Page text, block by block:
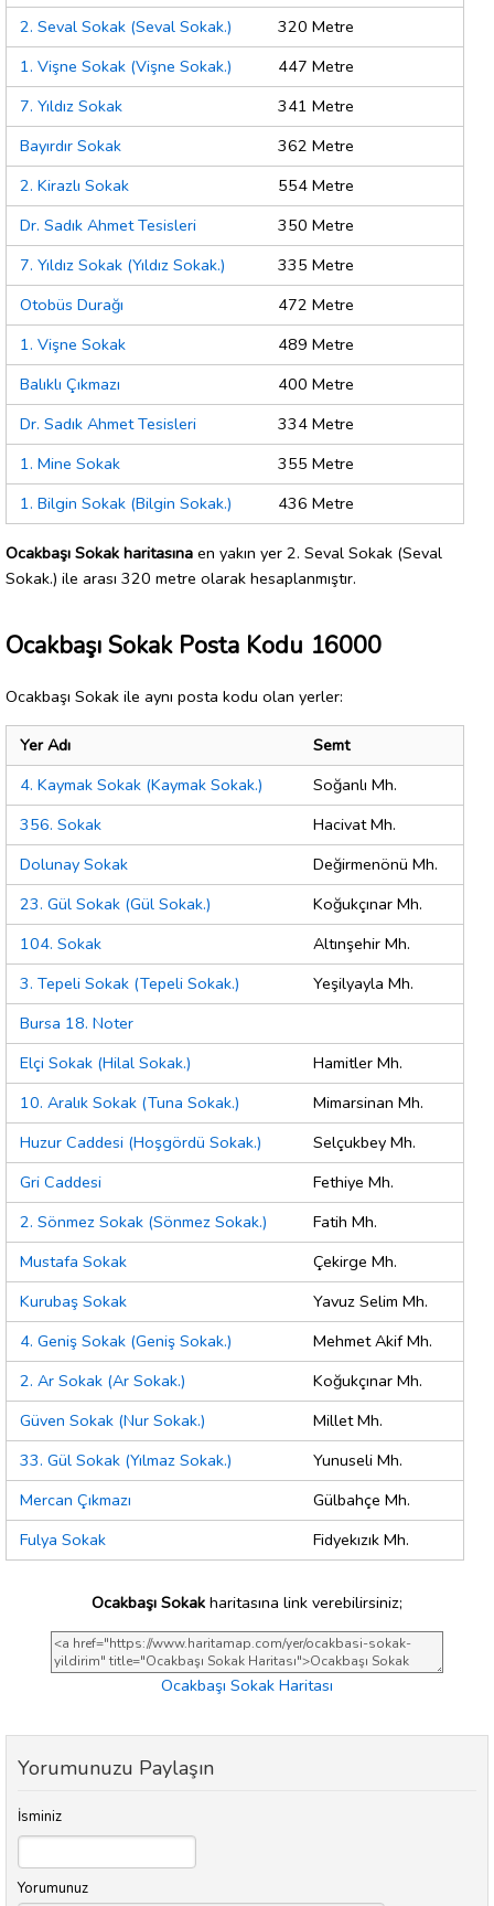
2. Seval Sokak (Seval Sokak.)
320 Metre
1. Vişne Sokak (Vişne Sokak.)
447 Metre
7. Yıldız Sokak
341 Metre
Bayırdır Sokak
362 Metre
2. Kirazlı Sokak
554 Metre
Dr. Sadık Ahmet Tesisleri
350 Metre
7. Yıldız Sokak (Yıldız Sokak.)
335 Metre
Otobüs Durağı
472 Metre
1. Vişne Sokak
489 Metre
Balıklı Çıkmazı
400 Metre
Dr. Sadık Ahmet Tesisleri
334 Metre
1. Mine Sokak
355 Metre
1. Bilgin Sokak (Bilgin Sokak.)
436 Metre
Ocakbaşı Sokak haritasına en yakın yer 2. Seval Sokak (Seval
Sokak.) ile arası 320 metre olarak hesaplanmıştır.
Ocakbaşı Sokak Posta Kodu 16000
Ocakbaşı Sokak ile aynı posta kodu olan yerler:
Yer Adı
Semt
4. Kaymak Sokak (Kaymak Sokak.)
Soğanlı Mh.
356. Sokak
Hacivat Mh.
Dolunay Sokak
Değirmenönü Mh.
23. Gül Sokak (Gül Sokak.)
Koğukçınar Mh.
104. Sokak
Altınşehir Mh.
3. Tepeli Sokak (Tepeli Sokak.)
Yeşilyayla Mh.
Bursa 18. Noter
Elçi Sokak (Hilal Sokak.)
Hamitler Mh.
10. Aralık Sokak (Tuna Sokak.)
Mimarsinan Mh.
Huzur Caddesi (Hoşgördü Sokak.)
Selçukbey Mh.
Gri Caddesi
Fethiye Mh.
2. Sönmez Sokak (Sönmez Sokak.)
Fatih Mh.
Mustafa Sokak
Çekirge Mh.
Kurubaş Sokak
Yavuz Selim Mh.
4. Geniş Sokak (Geniş Sokak.)
Mehmet Akif Mh.
2. Ar Sokak (Ar Sokak.)
Koğukçınar Mh.
Güven Sokak (Nur Sokak.)
Millet Mh.
33. Gül Sokak (Yılmaz Sokak.)
Yunuseli Mh.
Mercan Çıkmazı
Gülbahçe Mh.
Fulya Sokak
Fidyekızık Mh.
Ocakbaşı Sokak haritasına link verebilirsiniz;
Ocakbaşı Sokak Haritası
Yorumunuzu Paylaşın
İsminiz
Yorumunuz